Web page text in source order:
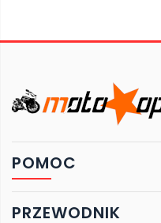
POMOC
PRZEWODNIK